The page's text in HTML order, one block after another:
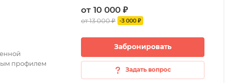
профилем
от 10 000 ₽
от 13 000 ₽ -3 000 ₽
Забронировать
Задать вопрос